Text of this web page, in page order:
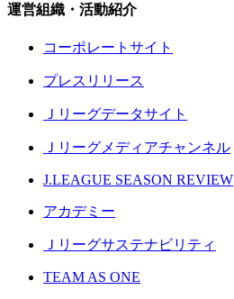
運営組織・活動紹介
コーポレートサイト
プレスリリース
Ｊリーグデータサイト
Ｊリーグメディアチャンネル
J.LEAGUE SEASON REVIEW
アカデミー
Ｊリーグサステナビリティ
TEAM AS ONE